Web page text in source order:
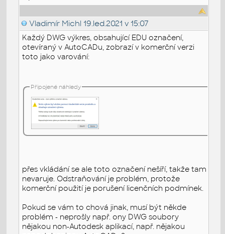
Vladimír Michl 19.led.2021 v 15:07
Každý DWG výkres, obsahující EDU označení,
otevíraný v AutoCADu, zobrazí v komerční verzi
toto jako varování:
Připojené náhledy
přes vkládání se ale toto označení nešíří, takže tam
nevaruje. Odstraňování je problém, protože
komerční použití je porušení licenčních podmínek.
Pokud se vám to chová jinak, musí být někde
problém - neprošly např. ony DWG soubory
nějakou non-Autodesk aplikací, např. nějakou